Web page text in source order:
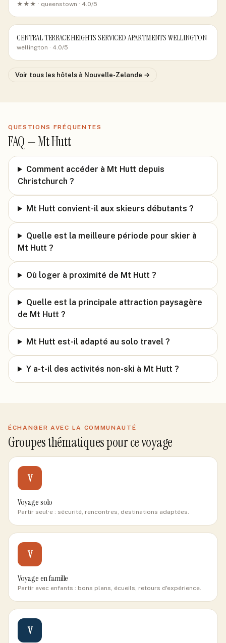
★★★ · queenstown · 4.0/5
CENTRAL TERRACE HEIGHTS SERVICED APARTMENTS WELLINGTON
wellington · 4.0/5
Voir tous les hôtels à Nouvelle-Zelande →
QUESTIONS FRÉQUENTES
FAQ —Mt Hutt
Comment accéder à Mt Hutt depuis
Christchurch ?
Mt Hutt convient-il aux skieurs débutants ?
Quelle est la meilleure période pour skier à
Mt Hutt ?
Où loger à proximité de Mt Hutt ?
Quelle est la principale attraction paysagère
de Mt Hutt ?
Mt Hutt est-il adapté au solo travel ?
Y a-t-il des activités non-ski à Mt Hutt ?
ÉCHANGER AVEC LA COMMUNAUTÉ
Groupes thématiques pour ce voyage
V
Voyage solo
Partir seul·e : sécurité, rencontres, destinations adaptées.
V
Voyage en famille
Partir avec enfants : bons plans, écueils, retours d'expérience.
V